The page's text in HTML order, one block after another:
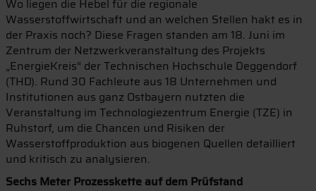
Wo liegen die Hebel für die regionale
Wasserstoffwirtschaft und an welchen Stellen hakt es in
der Praxis noch? Diese Fragen standen am 18. Juni im
Zentrum der Netzwerkveranstaltung des Projekts
„EnergieKreis“ der Technischen Hochschule Deggendorf
(THD). Rund 30 Fachleute aus 18 Unternehmen und
Institutionen aus ganz Ostbayern nutzten die
Veranstaltung im Technologiezentrum Energie (TZE) in
Ruhstorf, um die Chancen und Risiken der
Wasserstoffproduktion aus biogenen Quellen detailliert
und kritisch zu analysieren.
Sechs Meter Prozesskette auf dem Prüfstand